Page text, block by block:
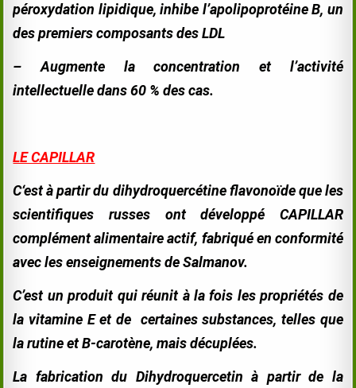
péroxydation lipidique, inhibe l’apolipoprotéine B, un
des premiers composants des LDL
– Augmente la concentration et l’activité
intellectuelle dans 60 % des cas.
LE CAPILLAR
C‘est à partir du dihydroquercétine flavonoïde que les
scientifiques russes ont développé CAPILLAR
complément alimentaire actif, fabriqué en conformité
avec les enseignements de Salmanov.
C’est un produit qui réunit à la fois les propriétés de
la vitamine E et de certaines substances, telles que
la rutine et Β-carotène, mais décuplées.
La fabrication du Dihydroquercetin à partir de la